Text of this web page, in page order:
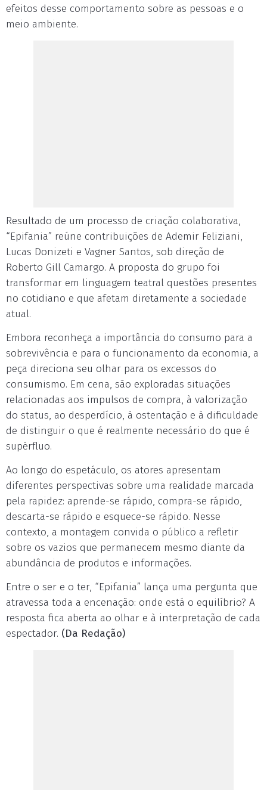
efeitos desse comportamento sobre as pessoas e o
meio ambiente.
Resultado de um processo de criação colaborativa,
“Epifania” reúne contribuições de Ademir Feliziani,
Lucas Donizeti e Vagner Santos, sob direção de
Roberto Gill Camargo. A proposta do grupo foi
transformar em linguagem teatral questões presentes
no cotidiano e que afetam diretamente a sociedade
atual.
Embora reconheça a importância do consumo para a
sobrevivência e para o funcionamento da economia, a
peça direciona seu olhar para os excessos do
consumismo. Em cena, são exploradas situações
relacionadas aos impulsos de compra, à valorização
do status, ao desperdício, à ostentação e à dificuldade
de distinguir o que é realmente necessário do que é
supérfluo.
Ao longo do espetáculo, os atores apresentam
diferentes perspectivas sobre uma realidade marcada
pela rapidez: aprende-se rápido, compra-se rápido,
descarta-se rápido e esquece-se rápido. Nesse
contexto, a montagem convida o público a refletir
sobre os vazios que permanecem mesmo diante da
abundância de produtos e informações.
Entre o ser e o ter, “Epifania” lança uma pergunta que
atravessa toda a encenação: onde está o equilíbrio? A
resposta fica aberta ao olhar e à interpretação de cada
espectador. (Da Redação)